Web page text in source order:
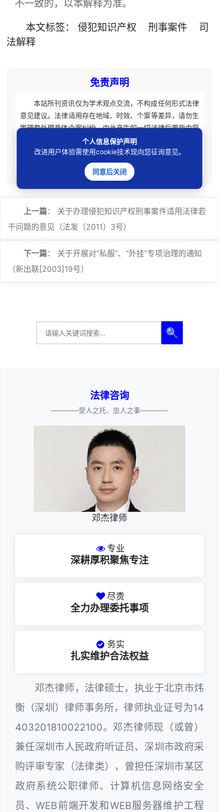
不一致的，以本解释为准。
本文标签： 侵犯知识产权 刑事案件
司
法解释
免责声明
本站所刊资讯仅为学术观点交流，不构成任何形式法律
意见建议。法律适用存在地域、时效、个案等差异，请勿生
搬硬套处理具体个案纠纷，由此产生的一切法律后果皆由您
自担全责。如您有相关法律事务需要办理请联系咨询专业执
业律师获取针对性法律意见。本站刊载内容版权归原权利
人，如涉及您的权益可联系处理。
上一篇： 关于办理侵犯知识产权刑事案件适用法律若
干问题的意见（法发〔2011〕3号）
下一篇： 关于开展对“私服”、“外挂”专项治理的通知
（新出联[2003]19号）
🔍
法律咨询
————受人之托、忠人之事————
邓杰律师
专业
深耕厚积聚焦专注
尽责
全力办理委托事项
务实
扎实维护合法权益
邓杰律师，法律硕士，执业于北京市炜
衡（深圳）律师事务所，律师执业证号为14
403201810022100。邓杰律师现（或曾）
兼任深圳市人民政府听证员、深圳市政府采
购评审专家（法律类），曾担任深圳市某区
政府系统公职律师、计算机信息网络安全
员、WEB前端开发和WEB服务器维护工程
个人信息保护声明
改进用户体验需使用cookie技术现向您征询意见。
同意后关闭